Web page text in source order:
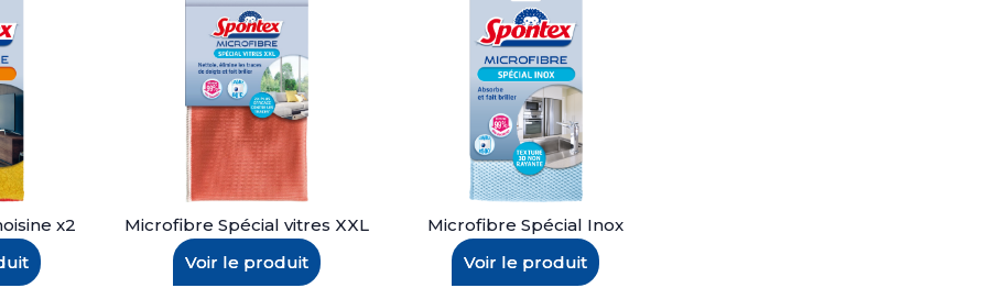
x2
Microfibre Spécial vitres XXL
Voir le produit
Microfibre Spécial Inox
Voir le produit